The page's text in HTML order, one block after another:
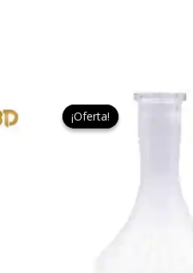
¡Oferta!
¡Oferta!
El
precio